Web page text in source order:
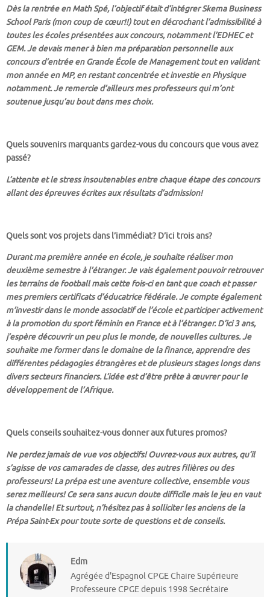
Dès la rentrée en Math Spé, l’objectif était d’intégrer Skema Business
School Paris (mon coup de cœur!!) tout en décrochant l’admissibilité à
toutes les écoles présentées aux concours, notamment l’EDHEC et
GEM. Je devais mener à bien ma préparation personnelle aux
concours d’entrée en Grande École de Management tout en validant
mon année en MP, en restant concentrée et investie en Physique
notamment. Je remercie d’ailleurs mes professeurs qui m’ont
soutenue jusqu’au bout dans mes choix.
Quels souvenirs marquants gardez-vous du concours que vous avez
passé?
L’attente et le stress insoutenables entre chaque étape des concours
allant des épreuves écrites aux résultats d’admission!
Quels sont vos projets dans l’immédiat? D’ici trois ans?
Durant ma première année en école, je souhaite réaliser mon
deuxième semestre à l’étranger. Je vais également pouvoir retrouver
les terrains de football mais cette fois-ci en tant que coach et passer
mes premiers certificats d’éducatrice fédérale. Je compte également
m’investir dans le monde associatif de l’école et participer activement
à la promotion du sport féminin en France et à l’étranger. D’ici 3 ans,
j’espère découvrir un peu plus le monde, de nouvelles cultures. Je
souhaite me former dans le domaine de la finance, apprendre des
différentes pédagogies étrangères et de plusieurs stages longs dans
divers secteurs financiers. L’idée est d’être prête à œuvrer pour le
développement de l’Afrique.
Quels conseils souhaitez-vous donner aux futures promos?
Ne perdez jamais de vue vos objectifs! Ouvrez-vous aux autres, qu’il
s’agisse de vos camarades de classe, des autres filières ou des
professeurs! La prépa est une aventure collective, ensemble vous
serez meilleurs! Ce sera sans aucun doute difficile mais le jeu en vaut
la chandelle! Et surtout, n’hésitez pas à solliciter les anciens de la
Prépa Saint-Ex pour toute sorte de questions et de conseils.
Edm
Agrégée d'Espagnol CPGE Chaire Supérieure
Professeure CPGE depuis 1998 Secrétaire